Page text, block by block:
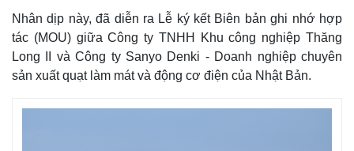
Nhân dịp này, đã diễn ra Lễ ký kết Biên bản ghi nhớ hợp
tác (MOU) giữa Công ty TNHH Khu công nghiệp Thăng
Long II và Công ty Sanyo Denki - Doanh nghiệp chuyên
sản xuất quạt làm mát và động cơ điện của Nhật Bản.